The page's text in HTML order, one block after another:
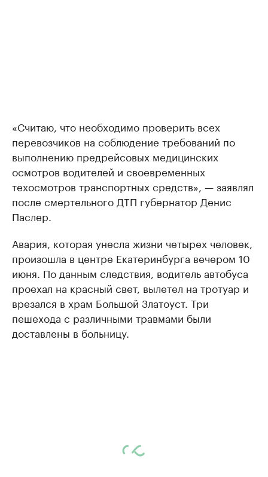
«Считаю, что необходимо проверить всех
перевозчиков на соблюдение требований по
выполнению предрейсовых медицинских
осмотров водителей и своевременных
техосмотров транспортных средств», — заявлял
после смертельного ДТП губернатор Денис
Паслер.
Авария, которая унесла жизни четырех человек,
произошла в центре Екатеринбурга вечером 10
июня. По данным следствия, водитель автобуса
проехал на красный свет, вылетел на тротуар и
врезался в храм Большой Златоуст. Три
пешехода с различными травмами были
доставлены в больницу.